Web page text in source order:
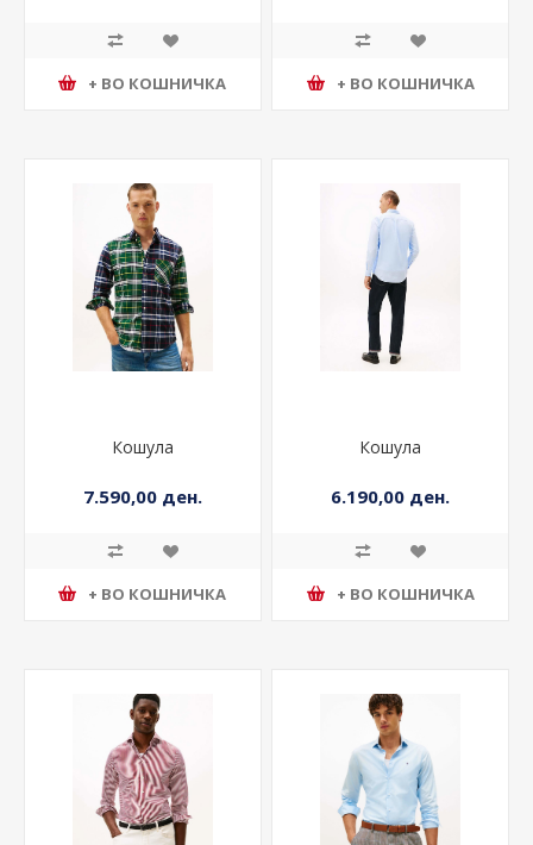
+ ВО КОШНИЧКА + ВО КОШНИЧКА
Кошула
7.590,00 ден.
+ ВО КОШНИЧКА
Кошула
6.190,00 ден.
+ ВО КОШНИЧКА